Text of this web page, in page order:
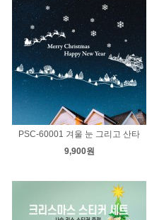
PSC-60001 겨울 눈 그리고 산타
9,900원